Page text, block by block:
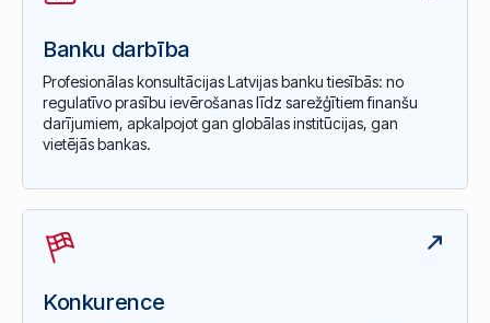
Banku darbība
Profesionālas konsultācijas Latvijas banku tiesībās: no
regulatīvo prasību ievērošanas līdz sarežģītiem finanšu
darījumiem, apkalpojot gan globālas institūcijas, gan
vietējās bankas.
Konkurence